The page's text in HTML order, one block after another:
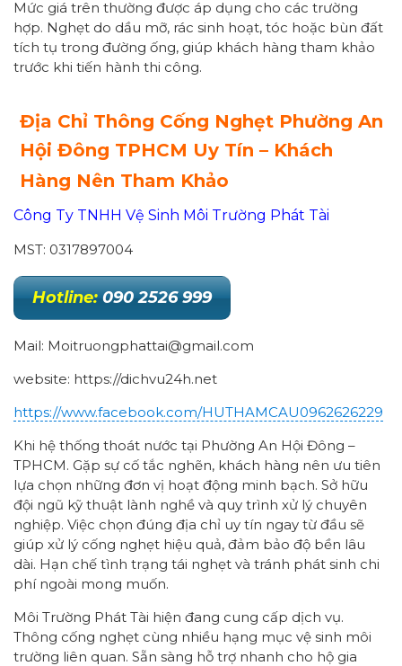
Mức giá trên thường được áp dụng cho các trường
hợp. Nghẹt do dầu mỡ, rác sinh hoạt, tóc hoặc bùn đất
tích tụ trong đường ống, giúp khách hàng tham khảo
trước khi tiến hành thi công.
Địa Chỉ Thông Cống Nghẹt Phường An
Hội Đông TPHCM Uy Tín – Khách
Hàng Nên Tham Khảo
Công Ty TNHH Vệ Sinh Môi Trường Phát Tài
MST: 0317897004
Hotline: 090 2526 999
Mail: Moitruongphattai@gmail.com
website: https://dichvu24h.net
https://www.facebook.com/HUTHAMCAU0962626229
Khi hệ thống thoát nước tại Phường An Hội Đông –
TPHCM. Gặp sự cố tắc nghẽn, khách hàng nên ưu tiên
lựa chọn những đơn vị hoạt động minh bạch. Sở hữu
đội ngũ kỹ thuật lành nghề và quy trình xử lý chuyên
nghiệp. Việc chọn đúng địa chỉ uy tín ngay từ đầu sẽ
giúp xử lý cống nghẹt hiệu quả, đảm bảo độ bền lâu
dài. Hạn chế tình trạng tái nghẹt và tránh phát sinh chi
phí ngoài mong muốn.
Môi Trường Phát Tài hiện đang cung cấp dịch vụ.
Thông cống nghẹt cùng nhiều hạng mục vệ sinh môi
trường liên quan. Sẵn sàng hỗ trợ nhanh cho hộ gia